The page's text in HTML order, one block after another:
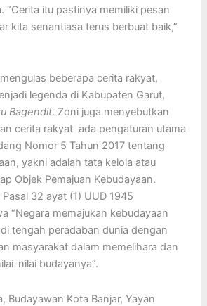
“Cerita itu pastinya memiliki pesan
kita senantiasa terus berbuat baik,”
beberapa cerita rakyat,
legenda di Kabupaten Garut,
Bagendit. Zoni juga menyebutkan
cerita rakyat ada pengaturan utama
Nomor 5 Tahun 2017 tentang
yakni adalah tata kelola atau
Objek Pemajuan Kebudayaan.
32 ayat (1) UUD 1945
“Negara memajukan kebudayaan
tengah peradaban dunia dengan
masyarakat dalam memelihara dan
nilai budayanya”.
Budayawan Kota Banjar, Yayan